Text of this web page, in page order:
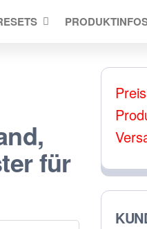
für